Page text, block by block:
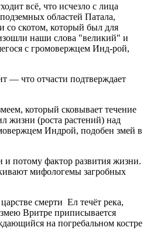
всё, что исчезло с лица
областей Патала,
со скотом, который был для
наши слова "великий" и
с громовержцем Инд-рой,
— что отчасти подтверждает
который сковывает течение
жизни (роста растений) над
Индрой, подобен змей в
и потому фактор развития жизни.
мифологемы загробных
смерти Ел течёт река,
Вритре приписывается
на погребальном костре